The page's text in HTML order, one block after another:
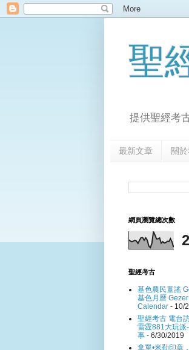
聖
提供聖經考
最新文章 關
網頁瀏覽總次數
聖經考古
基色農民童謠
基色月曆 Gezer
Calendar - 10/
聖經考古 電台
雷霆881大玩派
事 - 6/30/2019
拿單•米勒印章